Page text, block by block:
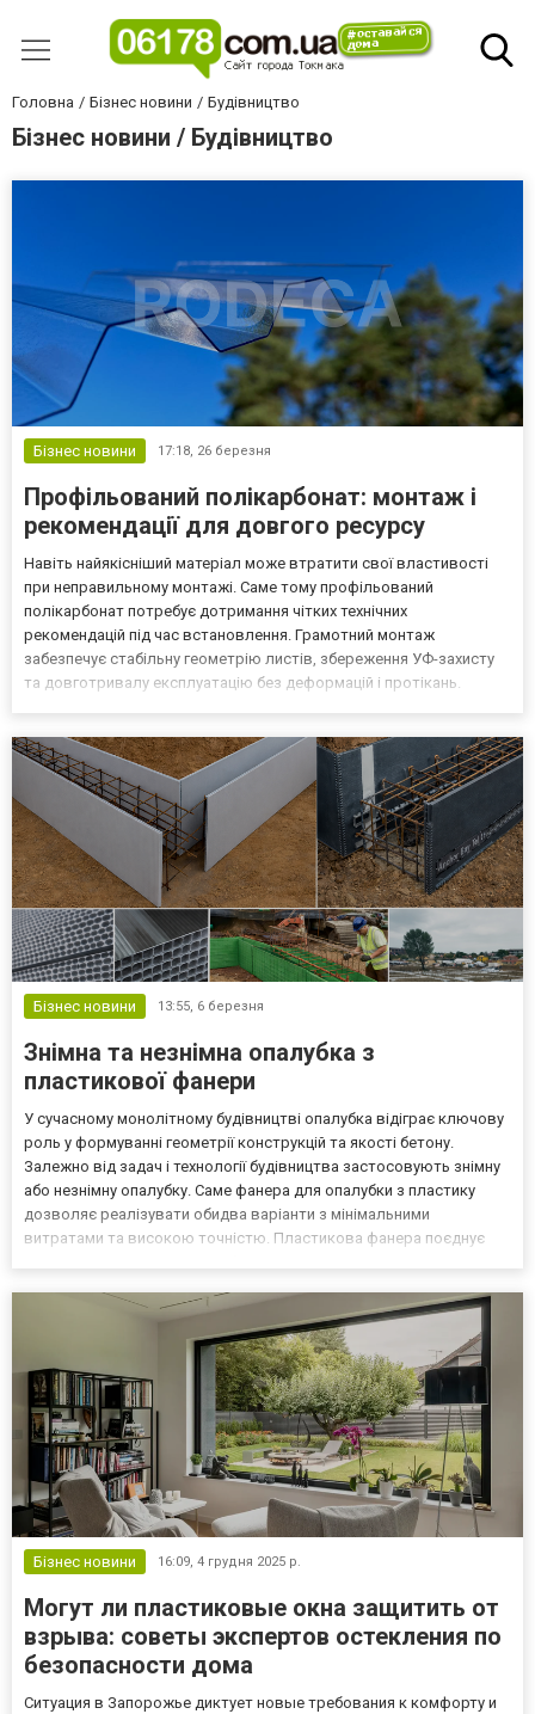
Головна Бізнес новини Будівництво
Бізнес новини / Будівництво
Бізнес новини 17:18, 26 березня
Профільований полікарбонат: монтаж і
рекомендації для довгого ресурсу
Навіть найякісніший матеріал може втратити свої властивості
при неправильному монтажі. Саме тому профільований
полікарбонат потребує дотримання чітких технічних
рекомендацій під час встановлення. Грамотний монтаж
забезпечує стабільну геометрію листів, збереження УФ-захисту
та довготривалу експлуатацію без деформацій і протікань.
Профіл...
Бізнес новини 13:55, 6 березня
Знімна та незнімна опалубка з
пластикової фанери
У сучасному монолітному будівництві опалубка відіграє ключову
роль у формуванні геометрії конструкцій та якості бетону.
Залежно від задач і технології будівництва застосовують знімну
або незнімну опалубку. Саме фанера для опалубки з пластику
дозволяє реалізувати обидва варіанти з мінімальними
витратами та високою точністю. Пластикова фанера поєднує
Бізнес новини 16:09, 4 грудня 2025 р.
Могут ли пластиковые окна защитить от
взрыва: советы экспертов остекления по
безопасности дома
Ситуация в Запорожье диктует новые требования к комфорту и